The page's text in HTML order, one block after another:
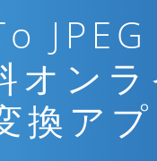
JPEG
オンラ
換アプ